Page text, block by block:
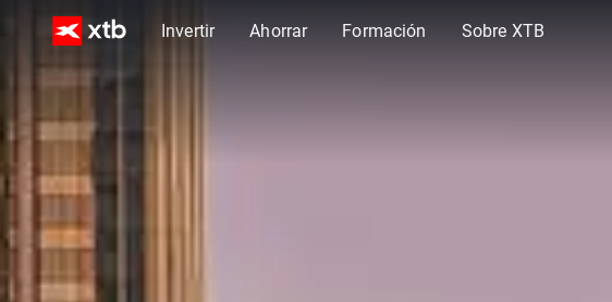
Invertir Ahorrar Formación Sobre XTB